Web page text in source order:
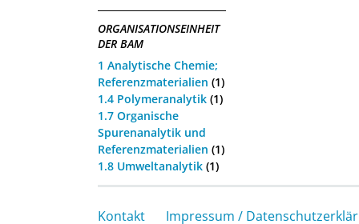
ORGANISATIONSEINHEIT
DER BAM
1 Analytische Chemie;
Referenzmaterialien (1)
1.4 Polymeranalytik (1)
1.7 Organische
Spurenanalytik und
Referenzmaterialien (1)
1.8 Umweltanalytik (1)
Kontakt Impressum /